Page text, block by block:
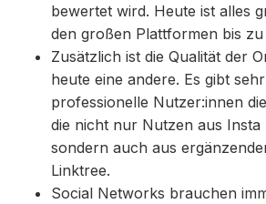
bewertet wird. Heute ist alles
den großen Plattformen bis
Zusätzlich ist die Qualität der
heute eine andere. Es gibt
professionelle Nutzer:innen
die nicht nur Nutzen aus Insta
sondern auch aus
Linktree.
Social Networks brauchen